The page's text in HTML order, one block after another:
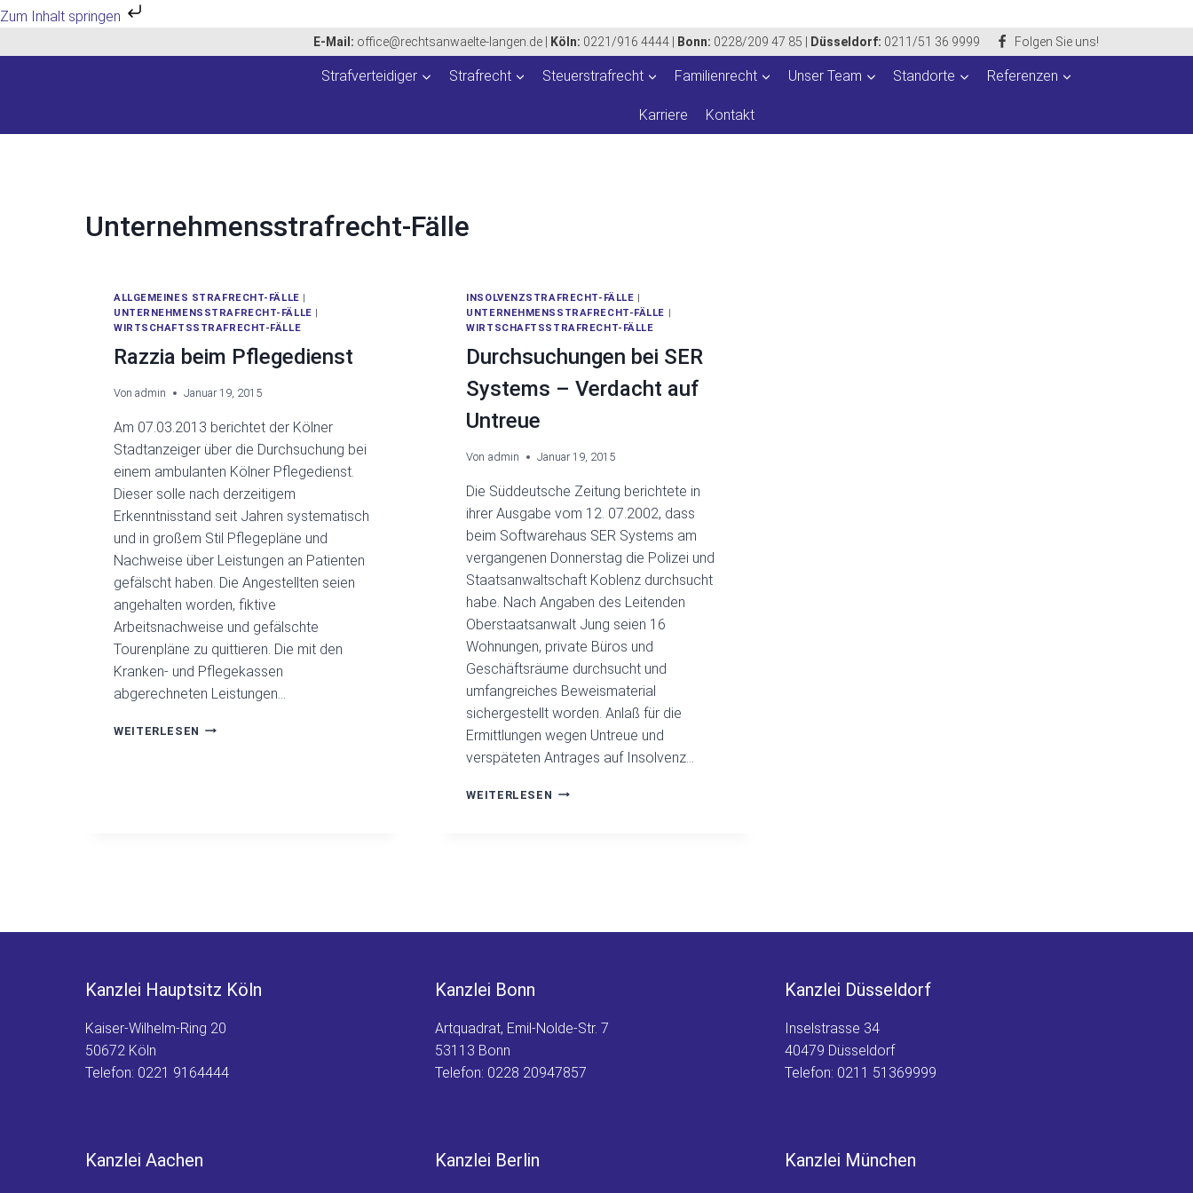
Zum Inhalt springen
Inhalt
E-Mail: office@rechtsanwaelte-langen.de Köln: 0221/916 4444 Bonn: 0228/209 47 85 Düsseldorf: 0211/51 36 9999 Folgen Sie uns!
Strafverteidiger Strafrecht Steuerstrafrecht Familienrecht Unser Team Standorte Referenzen
Karriere Kontakt
Unternehmensstrafrecht-Fälle
ALLGEMEINES STRAFRECHT-FÄLLE
UNTERNEHMENSSTRAFRECHT-FÄLLE
WIRTSCHAFTSSTRAFRECHT-FÄLLE
Razzia beim Pflegedienst
Von admin Januar 19, 2015
Am 07.03.2013 berichtet der Kölner
Stadtanzeiger über die Durchsuchung bei
einem ambulanten Kölner Pflegedienst.
Dieser solle nach derzeitigem
Erkenntnisstand seit Jahren systematisch
und in großem Stil Pflegepläne und
Nachweise über Leistungen an Patienten
gefälscht haben. Die Angestellten seien
angehalten worden, fiktive
Arbeitsnachweise und gefälschte
Tourenpläne zu quittieren. Die mit den
Kranken- und Pflegekassen
abgerechneten Leistungen…
WEITERLESEN RAZZIA
INSOLVENZSTRAFRECHT-FÄLLE
UNTERNEHMENSSTRAFRECHT-FÄLLE
WIRTSCHAFTSSTRAFRECHT-FÄLLE
Durchsuchungen bei SER
Systems – Verdacht auf
Untreue
Von admin Januar 19, 2015
Die Süddeutsche Zeitung berichtete in
ihrer Ausgabe vom 12. 07.2002, dass
beim Softwarehaus SER Systems am
vergangenen Donnerstag die Polizei und
Staatsanwaltschaft Koblenz durchsucht
habe. Nach Angaben des Leitenden
Oberstaatsanwalt Jung seien 16
Wohnungen, private Büros und
Geschäftsräume durchsucht und
umfangreiches Beweismaterial
sichergestellt worden. Anlaß für die
Ermittlungen wegen Untreue und
verspäteten Antrages auf Insolvenz…
WEITERLESEN DURCHSUCHUNGEN
Kanzlei Hauptsitz Köln
Kaiser-Wilhelm-Ring 20
50672 Köln
Telefon: 0221 9164444
Kanzlei Bonn
Artquadrat, Emil-Nolde-Str. 7
53113 Bonn
Telefon: 0228 20947857
Kanzlei Düsseldorf
Inselstrasse 34
40479 Düsseldorf
Telefon: 0211 51369999
Kanzlei Aachen Kanzlei Berlin Kanzlei München